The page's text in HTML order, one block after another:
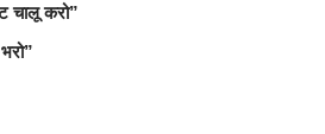
चालू करो”